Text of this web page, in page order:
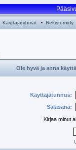
Käyttäjäryhmät• Rekisteröidy
Ole hyvä ja anna
Käyttäjätunnus:
Salasana:
Kirjaa minut